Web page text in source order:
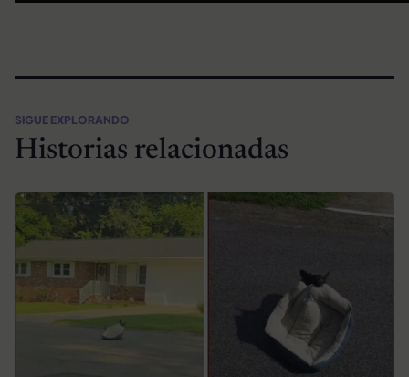
SIGUE EXPLORANDO
Historias relacionadas